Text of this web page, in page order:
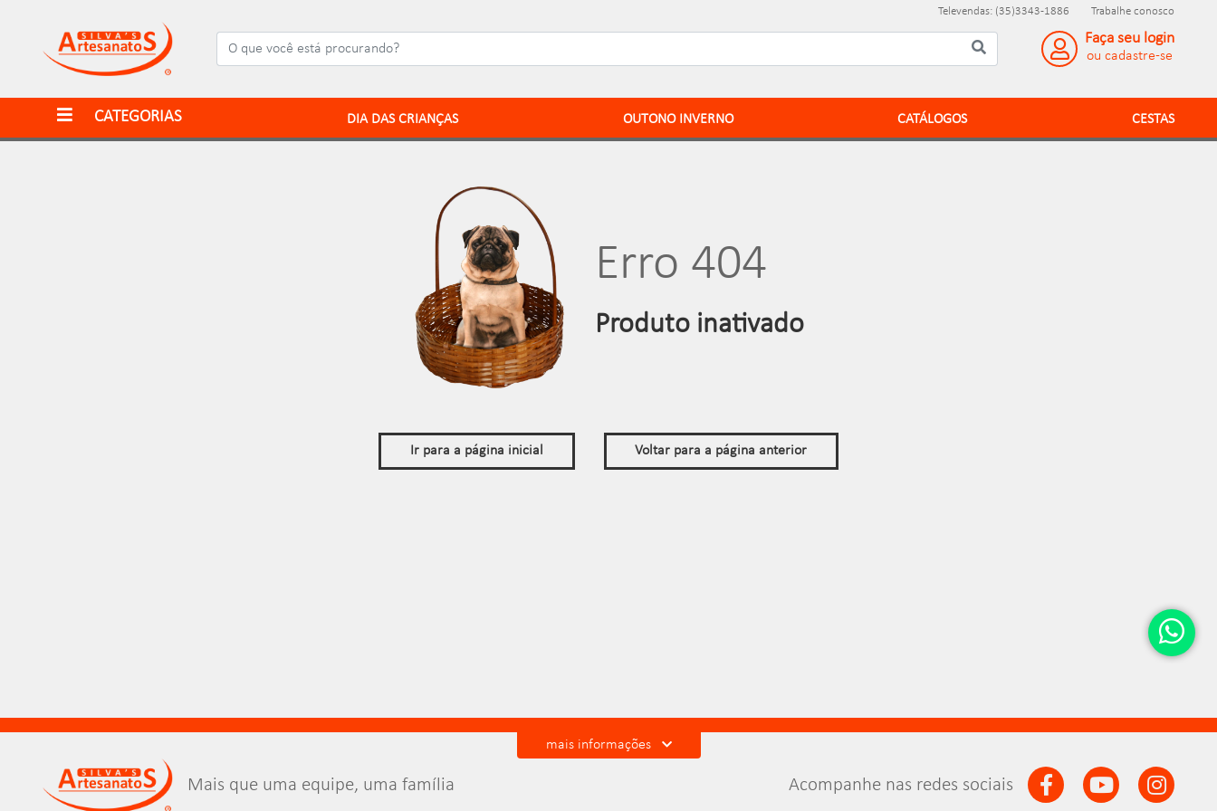
Televendas: (35)3343-1886 Trabalhe conosco
Faça seu login
ou cadastre-se
CATEGORIAS DIA DAS CRIANÇAS OUTONO INVERNO CATÁLOGOS CESTAS
Erro 404
Produto inativado
Ir para a página inicial Voltar para a página anterior
mais informações
Mais que uma equipe, uma família Acompanhe nas redes sociais